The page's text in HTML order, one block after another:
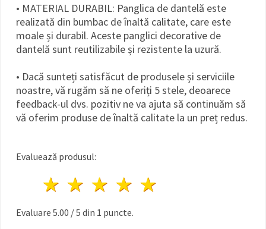
• MATERIAL DURABIL: Panglica de dantelă este
realizată din bumbac de înaltă calitate, care este
moale și durabil. Aceste panglici decorative de
dantelă sunt reutilizabile și rezistente la uzură.
• Dacă sunteți satisfăcut de produsele și serviciile
noastre, vă rugăm să ne oferiți 5 stele, deoarece
feedback-ul dvs. pozitiv ne va ajuta să continuăm să
vă oferim produse de înaltă calitate la un preț redus.
Evaluează produsul:
4 stele
3 stele
2 stele
1 stea
Evaluare 5.00 /5 din 1 puncte.